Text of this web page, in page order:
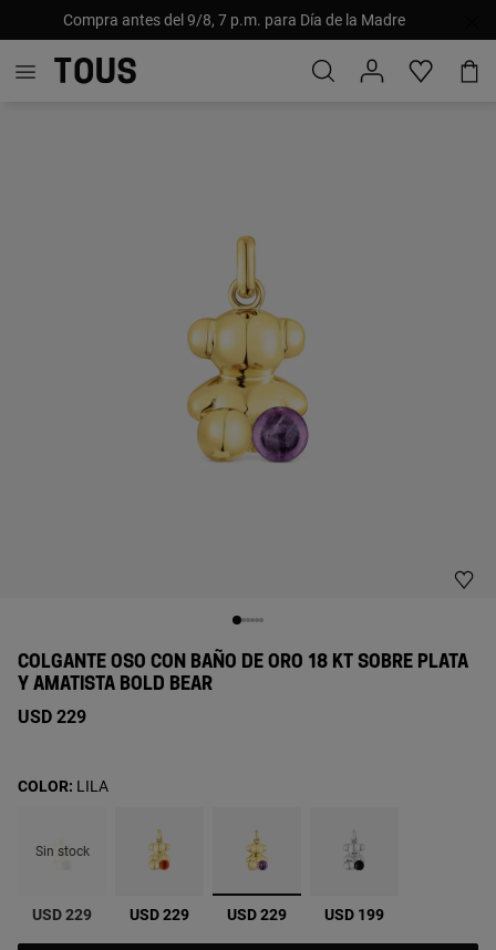
Compra antes del 9/8, 7 p.m. para Día de la Madre
COLGANTE OSO CON BAÑO DE ORO 18 KT SOBRE PLATA
Y AMATISTA BOLD BEAR
USD 229
Sin stock
USD 229 USD 229 seleccionado
USD 229 USD 199
COLOR: LILA